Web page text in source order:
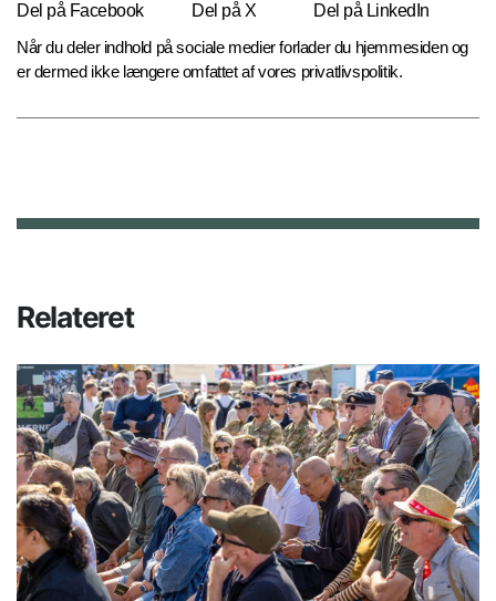
Del på Facebook Del på X
Del på LinkedIn
Når du deler indhold på sociale medier forlader du hjemmesiden og
er dermed ikke længere omfattet af vores privatlivspolitik.
Relateret